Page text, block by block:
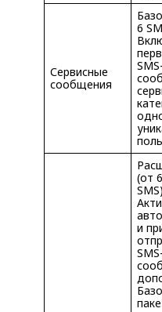
Сервисные
сообщения
6
SMS-
(от
и
SMS-